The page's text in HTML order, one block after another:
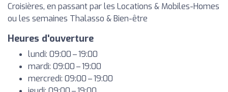
Croisières, en passant par les Locations & Mobiles-Homes
ou les semaines Thalasso & Bien-être
Heures d'ouverture
lundi: 09:00 – 19:00
mardi: 09:00 – 19:00
mercredi: 09:00 – 19:00